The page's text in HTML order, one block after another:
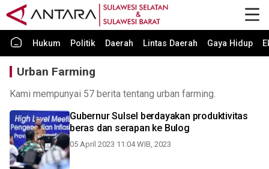
Hukum Politik Daerah Lintas Daerah Gaya Hidup
Urban Farming
Kami mempunyai 57 berita tentang urban farming.
Gubernur Sulsel berdayakan produktivitas
beras dan serapan ke Bulog
05 April 2023 11:04 WIB, 2023